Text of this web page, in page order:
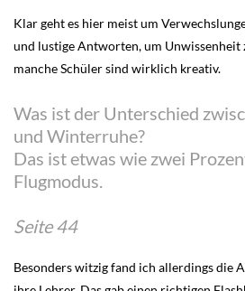
Klar geht es hier meist um
und lustige Antworten, um Unwissenheit
manche Schüler sind wirklich kreativ.
Was ist der Unterschied
und Winterruhe?
Das ist etwas wie zwei
Flugmodus.
Seite 44
Besonders witzig fand ich allerdings die